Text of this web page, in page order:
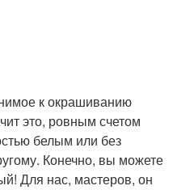
к окрашиванию
это, ровным счетом
белым или без
Конечно, вы можете
Для нас, мастеров, он